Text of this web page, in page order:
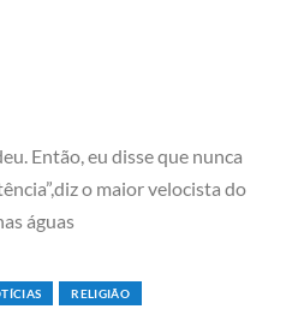
Então, eu disse que nunca
o maior velocista do
águas
RELIGIÃO